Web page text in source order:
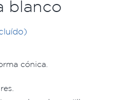
blanco
cónica.